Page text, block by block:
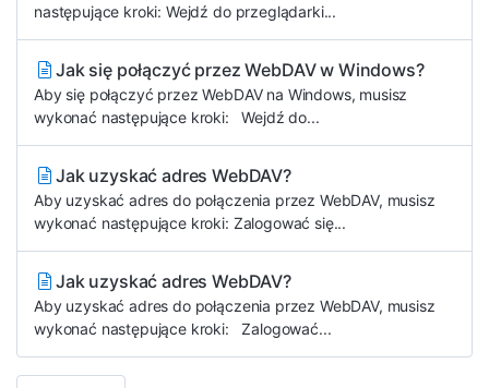
następujące kroki: Wejdź do przeglądarki...
Jak się połączyć przez WebDAV w Windows?
Aby się połączyć przez WebDAV na Windows, musisz
wykonać następujące kroki: Wejdź do...
Jak uzyskać adres WebDAV?
Aby uzyskać adres do połączenia przez WebDAV, musisz
wykonać następujące kroki: Zalogować się...
Jak uzyskać adres WebDAV?
Aby uzyskać adres do połączenia przez WebDAV, musisz
wykonać następujące kroki: Zalogować...